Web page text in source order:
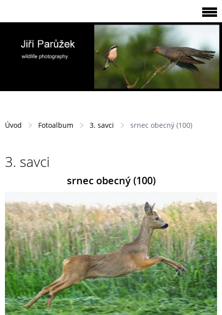
Úvod Fotoalbum 3. savci srnec obecný (100)
3. savci
srnec obecný (100)